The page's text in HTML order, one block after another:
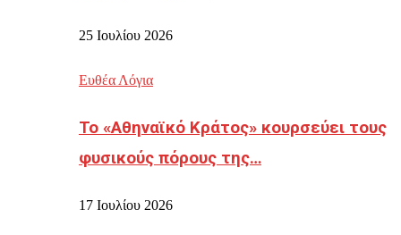
25 Ιουλίου 2026
Ευθέα Λόγια
Το «Αθηναϊκό Κράτος» κουρσεύει τους
φυσικούς πόρους της…
17 Ιουλίου 2026